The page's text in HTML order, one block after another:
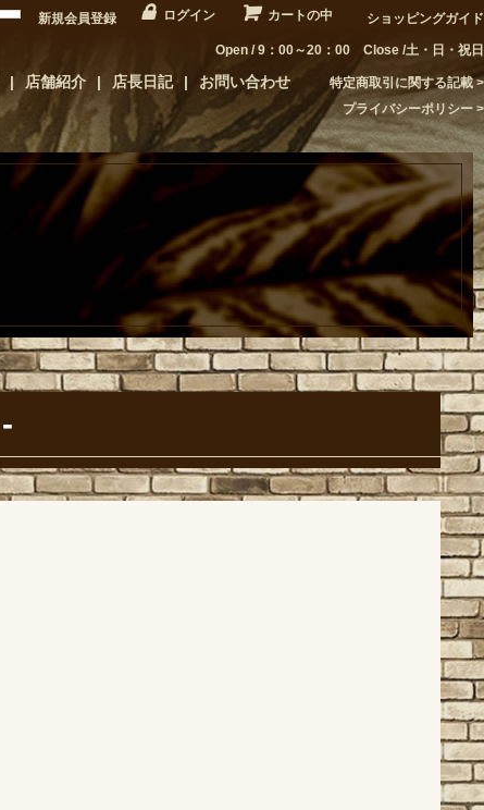
新規会員登録 ログイン カートの中 ショッピングガイド
Open / 9：00～20：00 Close /土・日・祝日
店舗紹介 店長日記 お問い合わせ
特定商取引に関する記載
プライバシーポリシー